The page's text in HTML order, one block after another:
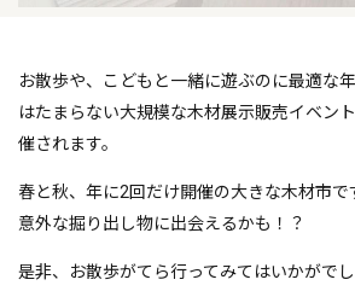
お散歩や、こどもと一緒に遊ぶのに最適な
はたまらない大規模な木材展示販売イベン
催されます。
春と秋、年に2回だけ開催の大きな木材市で
意外な掘り出し物に出会えるかも！？
是非、お散歩がてら行ってみてはいかがでし